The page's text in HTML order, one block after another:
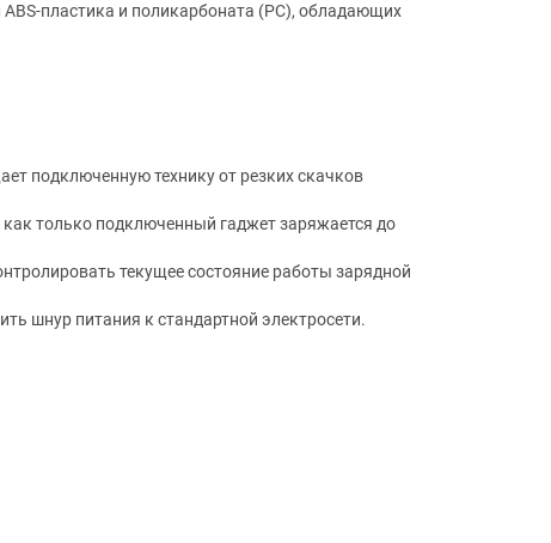
пластика и поликарбоната (PC), обладающих
подключенную технику от резких скачков
только подключенный гаджет заряжается до
текущее состояние работы зарядной
шнур питания к стандартной электросети.